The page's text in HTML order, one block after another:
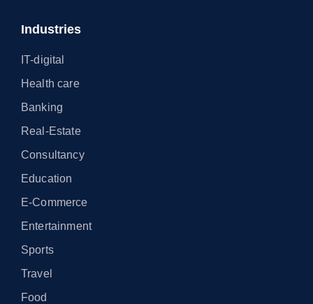
Industries
IT-digital
Health care
Banking
Real-Estate
Consultancy
Education
E-Commerce
Entertainment
Sports
Travel
Food